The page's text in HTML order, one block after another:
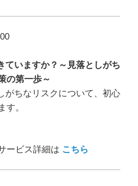
ていますか？～見落としがち
の第一歩～
がちなリスクについて、初心
す。
ービス詳細は こちら